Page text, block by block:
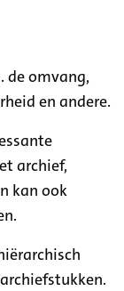
de omvang,
en andere.
archief,
kan ook